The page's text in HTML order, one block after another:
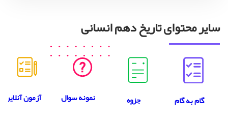
سایر محتوای تاریخ دهم انسانی
گام به گام جزوه نمونه سوال آزمون آنلاین